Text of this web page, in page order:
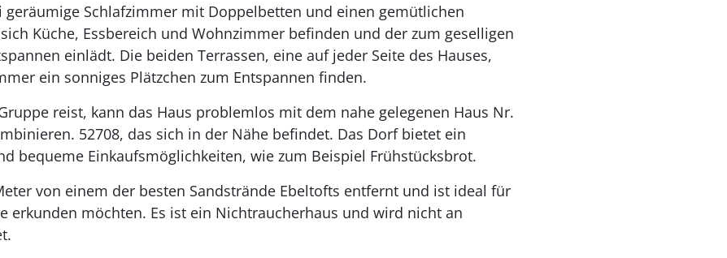
geräumige Schlafzimmer mit Doppelbetten und einen gemütlichen
Küche, Essbereich und Wohnzimmer befinden und der zum geselligen
einlädt. Die beiden Terrassen, eine auf jeder Seite des Hauses,
ein sonniges Plätzchen zum Entspannen finden.
reist, kann das Haus problemlos mit dem nahe gelegenen Haus Nr.
52708, das sich in der Nähe befindet. Das Dorf bietet ein
bequeme Einkaufsmöglichkeiten, wie zum Beispiel Frühstücksbrot.
von einem der besten Sandstrände Ebeltofts entfernt und ist ideal für
erkunden möchten. Es ist ein Nichtraucherhaus und wird nicht an